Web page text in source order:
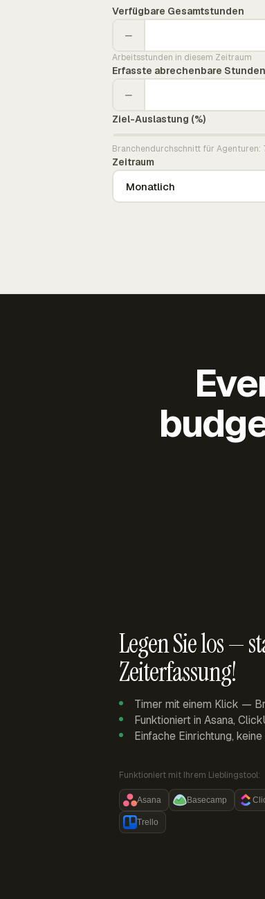
Verfügbare Gesamtstunden
−
Arbeitsstunden in diesem Zeitraum
Erfasste abrechenbare Stunden
−
Ziel-Auslastung (%)
Branchendurchschnitt für Agenturen:
Zeitraum
Legen Sie los —
Zeiterfassung!
Timer mit einem Klick —
Funktioniert in Asana,
Einfache Einrichtung,
Funktioniert mit Ihrem Lieblingstool:
Asana Basecamp
Trello